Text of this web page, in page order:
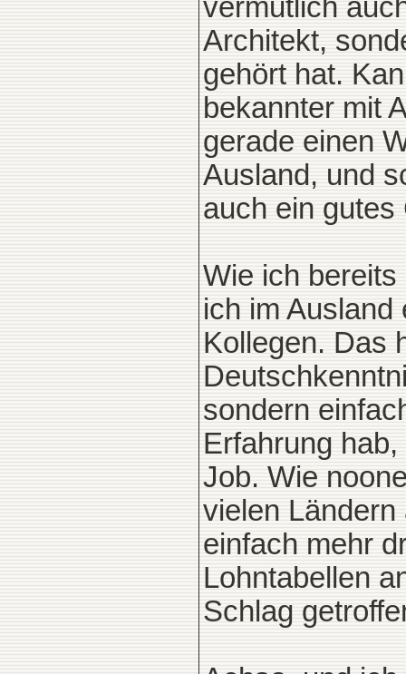
vermutlich
Architekt,
gehört hat.
bekannter mit
gerade einen
Ausland, und
auch ein gutes
Wie ich
ich im Ausland
Kollegen. Das
sondern
Erfahrung
Job. Wie
vielen
einfach mehr
Lohntabellen
Schlag